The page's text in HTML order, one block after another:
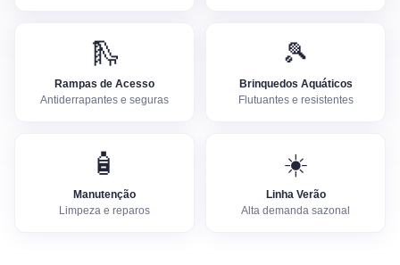
🛝
Rampas de Acesso
Antiderrapantes e seguras
🎾
Brinquedos Aquáticos
Flutuantes e resistentes
🧴
Manutenção
Limpeza e reparos
☀️
Linha Verão
Alta demanda sazonal